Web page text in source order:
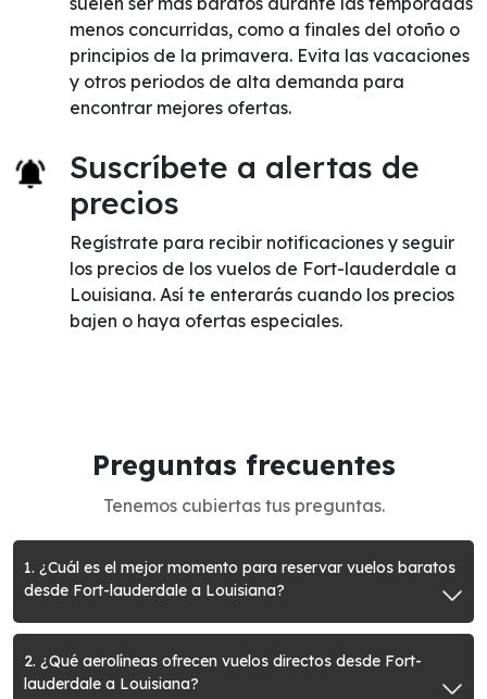
menos concurridas, como a finales del otoño o
principios de la primavera. Evita las vacaciones
y otros periodos de alta demanda para
encontrar mejores ofertas.
Suscríbete a alertas de
precios
Regístrate para recibir notificaciones y seguir
los precios de los vuelos de Fort-lauderdale a
Louisiana. Así te enterarás cuando los precios
bajen o haya ofertas especiales.
Preguntas frecuentes
Tenemos cubiertas tus preguntas.
1. ¿Cuál es el mejor momento para reservar vuelos baratos
desde Fort-lauderdale a Louisiana?
2. ¿Qué aerolíneas ofrecen vuelos directos desde Fort-
lauderdale a Louisiana?